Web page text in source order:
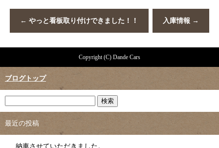
← やっと看板取り付けできました！！ 入庫情報 →
Copyright (C) Dande Cars
ブログトップ
最近の投稿
納車させていただきました。